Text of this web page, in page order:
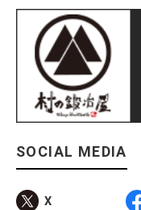
SOCIAL MEDIA
X